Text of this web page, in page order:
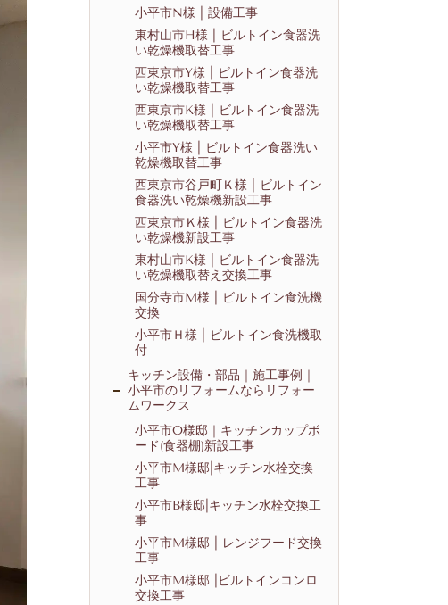
小平市N様 | 設備工事
東村山市H様 | ビルトイン食器洗
い乾燥機取替工事
西東京市Y様 | ビルトイン食器洗
い乾燥機取替工事
西東京市K様 | ビルトイン食器洗
い乾燥機取替工事
小平市Y様 | ビルトイン食器洗い
乾燥機取替工事
西東京市谷戸町Ｋ様 | ビルトイン
食器洗い乾燥機新設工事
西東京市Ｋ様 | ビルトイン食器洗
い乾燥機新設工事
東村山市K様 | ビルトイン食器洗
い乾燥機取替え交換工事
国分寺市M様 | ビルトイン食洗機
交換
小平市Ｈ様 | ビルトイン食洗機取
付
キッチン設備・部品｜施工事例｜
小平市のリフォームならリフォー
ムワークス
小平市O様邸｜キッチンカップボ
ード(食器棚)新設工事
小平市M様邸|キッチン水栓交換
工事
小平市B様邸|キッチン水栓交換工
事
小平市M様邸 | レンジフード交換
工事
小平市M様邸 |ビルトインコンロ
交換工事